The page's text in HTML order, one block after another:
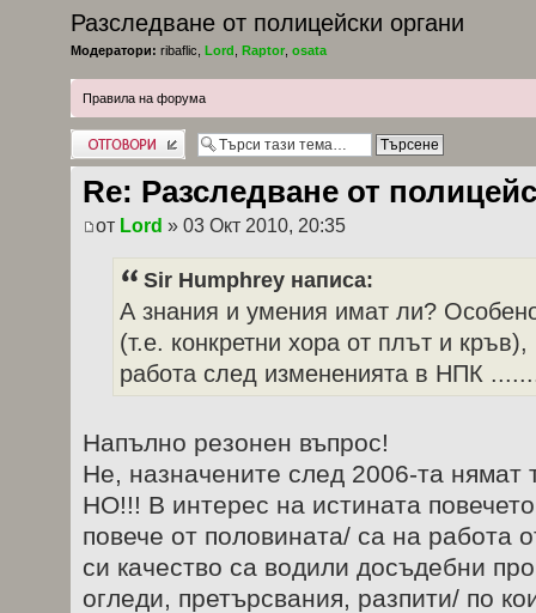
Разследване от полицейски органи
Модератори: ribaflic Lord Raptor osata
Правила на форума
Добави отговор
Re: Разследване от
от Lord » 03 Окт 2010, 20:35
Sir Humphrey написа:
А знания и умения имат ли?
(т.е. конкретни хора от плът и
работа след измененията в НПК
Напълно резонен въпрос!
Не, назначените след 2006-та нямат
НО!!! В интерес на истината
повече от половината/ са на работа
си качество са водили досъдебни
огледи, претърсвания, разпити/ по